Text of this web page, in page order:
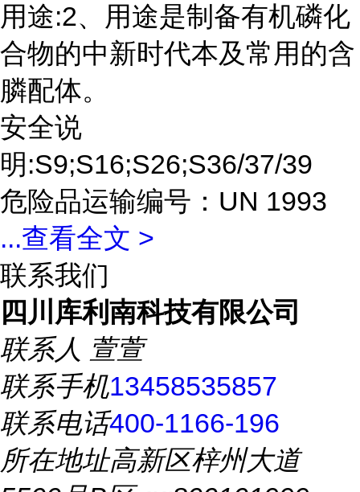
用途:2、用途是制备有机磷化
合物的中新时代本及常用的含
膦配体。
安全说
明:S9;S16;S26;S36/37/39
危险品运输编号：UN 1993
...查看全文 >
联系我们
四川库利南科技有限公司
联系人 萱萱
联系手机13458535857
联系电话400-1166-196
所在地址高新区梓州大道